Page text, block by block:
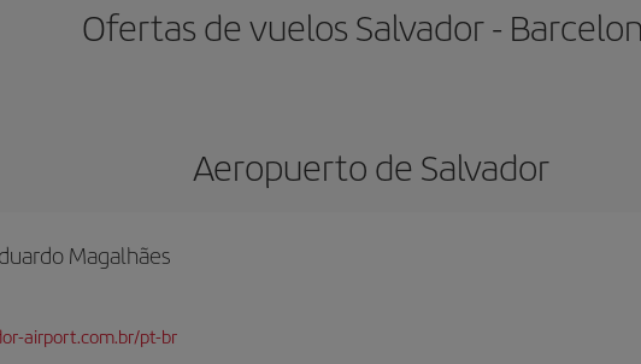
Ofertas de vuelos Salvador -
Aeropuerto de Salvador
Magalhães
airport.com.br/pt-br